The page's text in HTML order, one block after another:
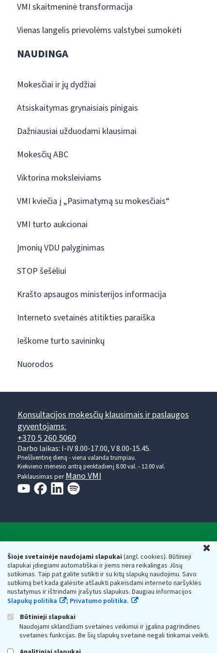
Šioje svetainėje naudojami slapukai(angl. cookies). Būtinieji
slapukai įdiegiami automatiškai ir jiems nėra reikalingas Jūsų
sutikimas. Taip pat galite sutikti ir su kitų slapukų naudojimu. Savo
sutikimą bet kada galėsite atšaukti pakeisdami interneto naršyklės
nustatymus ir ištrindami įrašytus slapukus. Daugiau informacijos
Slapukų politika
; Privatumo politika.
Būtinieji slapukai
Naudojami sklandžiam svetainės veikimui ir įgalina pagrindines
svetainės funkcijas. Be šių slapukų svetainė negali tinkamai veikti.
VMI skaitmeninė transformacija
Vienas langelis prievolėms valstybei sumokėti
NAUDINGA
Mokesčiai ir jų dydžiai
Atsiskaitymas grynaisiais pinigais
Dažniausiai užduodami klausimai
Mokesčių ABC
Viktorina moksleiviams
VMI kviečia į „Pasimatymą su mokesčiais“
VMI turto aukcionai
Įmonių VDU palyginimas
STOP šešėliui
Krašto apsaugos ministerijos informacija
Interneto svetainės atitikties paraiška
Ieškome turto savininkų
Nuorodos
Konsultacijos mokesčių klausimais ir paslaugos
gyventojams:
+370 5 260 5060
Darbo laikas: I-IV 8.00-17.00, V 8.00-15.45.
Prieššventinę dieną - viena valanda trumpiau.
Kiekvieno mėnesio antrą penktadienį 8.00 val. - 12.00 val.
Paklausimas per Mano VMI
Respublikos finansų ministerijos
Biudžetinė įstaiga. Juridinio asmens kodas — 188659752,
adresas: Vasario 16-osios g. 14, 01107 Vilnius, Lietuva, el.paštas:
vmi@vmi.lt, E. pristatymo dėžutės adresas 188659752
Duomenys apie Valstybinę mokesčių inspekciją prie Lietuvos
Respublikos finansų ministerijos kaupiami ir saugomi Juridinių